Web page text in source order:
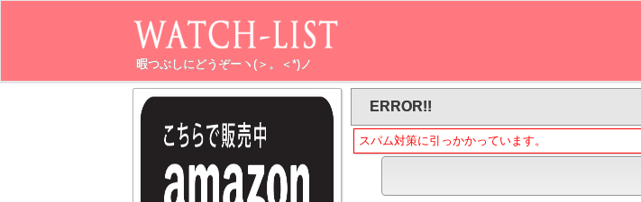
暇つぶしにどうぞーヽ(＞。＜*)ノ
ERROR!!
スパム対策に引っかかっています。